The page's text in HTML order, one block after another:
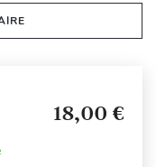
18,00 €